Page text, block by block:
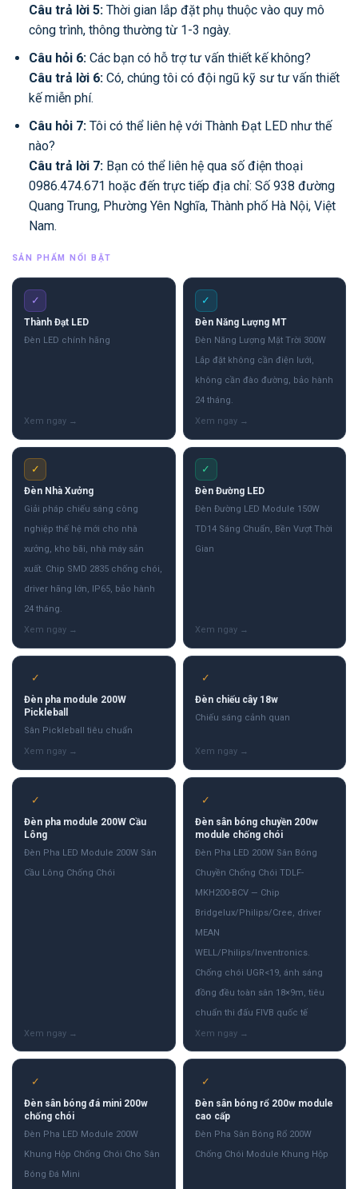
Câu trả lời 5:Thời gian lắp đặt phụ thuộc vào quy mô
công trình, thông thường từ 1-3 ngày.
Câu hỏi 6:Các bạn có hỗ trợ tư vấn thiết kế không?
Câu trả lời 6:Có, chúng tôi có đội ngũ kỹ sư tư vấn thiết
kế miễn phí.
Câu hỏi 7:Tôi có thể liên hệ với Thành Đạt LED như thế
nào?
Câu trả lời 7:Bạn có thể liên hệ qua số điện thoại
0986.474.671 hoặc đến trực tiếp địa chỉ: Số 938 đường
Quang Trung, Phường Yên Nghĩa, Thành phố Hà Nội, Việt
Nam.
SẢN PHẨM NỔI BẬT
✓
Thành Đạt LED
Đèn LED chính hãng
✓
Đèn Năng Lượng MT
Đèn Năng Lượng Mặt Trời 300W
Lắp đặt không cần điện lưới,
không cần đào đường, bảo hành
24 tháng.
✓
Đèn Nhà Xưởng
Giải pháp chiếu sáng công
nghiệp thế hệ mới cho nhà
xưởng, kho bãi, nhà máy sản
xuất. Chip SMD 2835 chống chói,
driver hãng lớn, IP65, bảo hành
24 tháng.
✓
Đèn Đường LED
Đèn Đường LED Module 150W
TD14 Sáng Chuẩn, Bền Vượt Thời
Gian
✓
Đèn pha module 200W
Pickleball
Sân Pickleball tiêu chuẩn
✓
Đèn chiếu cây 18w
Chiếu sáng cảnh quan
✓
Đèn pha module 200W Cầu
Lông
Đèn Pha LED Module 200W Sân
Cầu Lông Chống Chói
✓
Đèn sân bóng chuyền 200w
module chống chói
Đèn Pha LED 200W Sân Bóng
Chuyền Chống Chói TDLF-
MKH200-BCV — Chip
Bridgelux/Philips/Cree, driver
MEAN
WELL/Philips/Inventronics.
Chống chói UGR<19, ánh sáng
đồng đều toàn sân 18×9m, tiêu
chuẩn thi đấu FIVB quốc tế
✓
Đèn sân bóng đá mini 200w
chống chói
Đèn Pha LED Module 200W
Khung Hộp Chống Chói Cho Sân
Bóng Đá Mini
✓
Đèn sân bóng rổ 200w module
cao cấp
Đèn Pha Sân Bóng Rổ 200W
Chống Chói Module Khung Hộp